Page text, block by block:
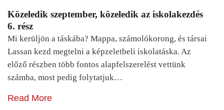
Közeledik szeptember, közeledik az iskolakezdés
6. rész
Mi kerüljön a táskába? Mappa, számolókorong, és társai
Lassan kezd megtelni a képzeletbeli iskolatáska. Az
előző részben több fontos alapfelszerelést vettünk
számba, most pedig folytatjuk…
Read More